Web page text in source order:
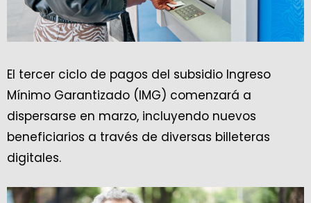
El tercer ciclo de pagos del subsidio Ingreso
Mínimo Garantizado (IMG) comenzará a
dispersarse en marzo, incluyendo nuevos
beneficiarios a través de diversas billeteras
digitales.